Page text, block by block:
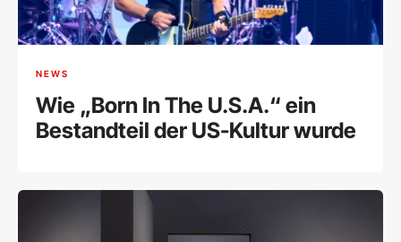
NEWS
Wie „Born In The U.S.A.“ ein
Bestandteil der US-Kultur wurde